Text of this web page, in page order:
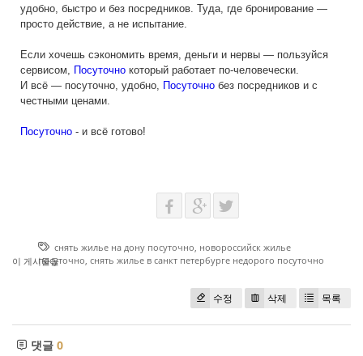
удобно, быстро и без посредников. Туда, где бронирование —
просто действие, а не испытание.
Если хочешь сэкономить время, деньги и нервы — пользуйся
сервисом,
Посуточно который работает по-человечески.
И всё — посуточно, удобно,
Посуточно без посредников и с
честными ценами.
Посуточно - и всё готово!
снять жилье на дону посуточно новороссийск жилье
посуточно снять жилье в санкт петербурге недорого посуточно
이 게시물을
수정 삭제 목록
댓글 0